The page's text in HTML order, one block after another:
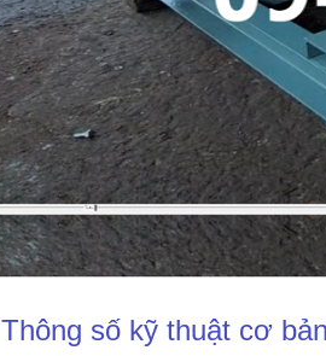
Thông số kỹ thuật cơ